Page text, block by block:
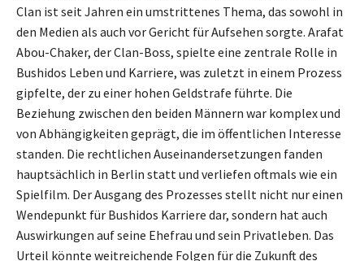
Clan ist seit Jahren ein umstrittenes Thema, das sowohl in
den Medien als auch vor Gericht für Aufsehen sorgte. Arafat
Abou-Chaker, der Clan-Boss, spielte eine zentrale Rolle in
Bushidos Leben und Karriere, was zuletzt in einem Prozess
gipfelte, der zu einer hohen Geldstrafe führte. Die
Beziehung zwischen den beiden Männern war komplex und
von Abhängigkeiten geprägt, die im öffentlichen Interesse
standen. Die rechtlichen Auseinandersetzungen fanden
hauptsächlich in Berlin statt und verliefen oftmals wie ein
Spielfilm. Der Ausgang des Prozesses stellt nicht nur einen
Wendepunkt für Bushidos Karriere dar, sondern hat auch
Auswirkungen auf seine Ehefrau und sein Privatleben. Das
Urteil könnte weitreichende Folgen für die Zukunft des